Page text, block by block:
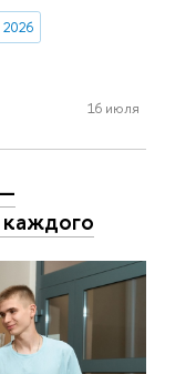
16 июля